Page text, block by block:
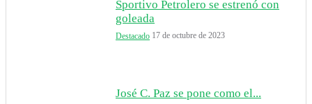
Sportivo Petrolero se estrenó con
goleada
Destacado 17 de octubre de 2023
José C. Paz se pone como el...